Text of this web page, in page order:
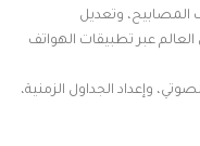
وتعديل
عبر تطبيقات الهواتف
وإعداد الجداول الزمنية،